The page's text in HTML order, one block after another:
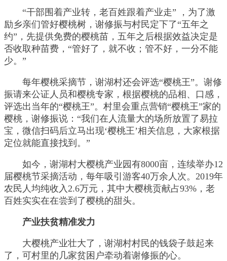
“干部围着产业转，老百姓跟着产业走” ，为了激
励乡亲们管好樱桃树，谢修振与村民定下了“五年之
约”，先提供免费的樱桃苗，五年之后根据效益决定是
否收取种苗费，“管好了，就不收；管不好，一分不能
少。”
每年樱桃采摘节，谢湖村还会评选“樱桃王”。谢修
振请来公证人员和樱桃专家，根据樱桃的品相、口感，
评选出当年的“樱桃王”。村里会重点营销“樱桃王”家的
樱桃，谢修振说：“我们在人流量大的场所放置了易拉
宝，微信扫码后立马出现‘樱桃王’相关信息，大家根据
定位就能直接找到。”
如今，谢湖村大樱桃产业园有8000亩，连续举办12
届樱桃节采摘活动，每年吸引游客40万余人次。2019年
农民人均纯收入2.6万元，其中大樱桃贡献占93%，老
百姓实实在在尝到了樱桃的甜头。
产业扶贫精准发力
大樱桃产业壮大了，谢湖村村民的钱袋子鼓起来
了，可村里的几家贫困户牵动着谢修振的心。